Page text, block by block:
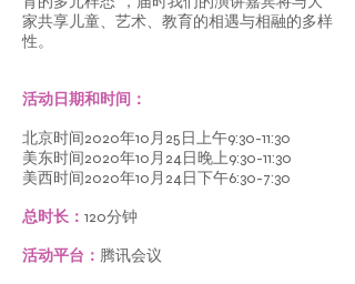
家共享儿童、艺术、教育的相遇与相融的多样
性。
活动日期和时间：
北京时间2020年10月25日上午9:30-11:30
美东时间2020年10月24日晚上9:30-11:30
美西时间2020年10月24日下午6:30-7:30
总时长： 120分钟
活动平台： 腾讯会议